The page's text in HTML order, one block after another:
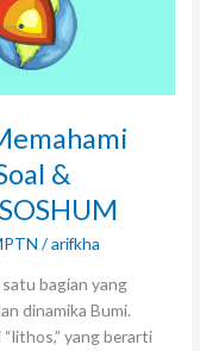
&
/arifkha
bagian yang
dinamika Bumi.
yang berarti